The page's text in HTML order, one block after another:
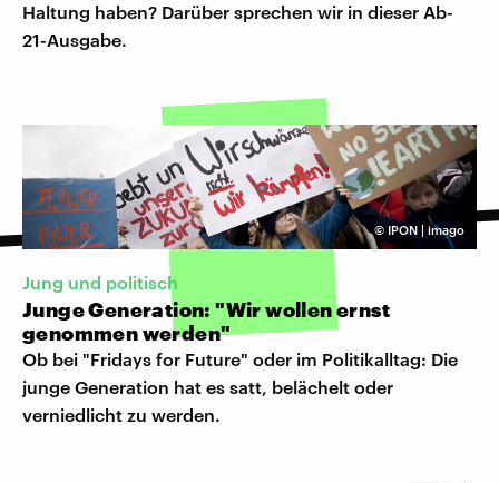
Haltung haben? Darüber sprechen wir in dieser Ab-
21-Ausgabe.
©IPON | imago
Jung und politisch
Junge Generation: "Wir wollen ernst
genommen werden"
Ob bei "Fridays for Future" oder im Politikalltag: Die
junge Generation hat es satt, belächelt oder
verniedlicht zu werden.